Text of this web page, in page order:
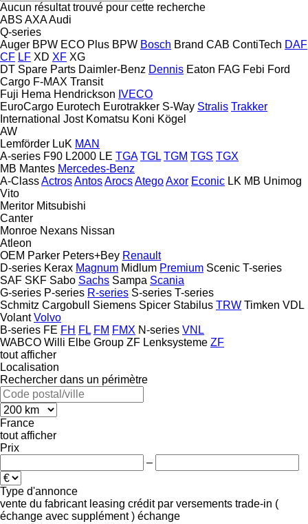
Aucun résultat trouvé pour cette recherche
ABS AXAAudi
Q-series
Auger BPW ECO Plus BPW Bosch Brand CAB ContiTech DAF
CF LF XD XF XG
DT Spare Parts Daimler-Benz Dennis Eaton FAG Febi Ford
Cargo F-MAX Transit
Fuji Hema Hendrickson IVECO
EuroCargo Eurotech Eurotrakker S-Way Stralis Trakker
International Jost Komatsu Koni Kögel
AW
Lemförder LuK MAN
A-series F90 L2000 LE TGA TGL TGM TGS TGX
MB Mantes Mercedes-Benz
A-ClassActrosAntosArocsAtegoAxor Econic LK MB Unimog
Vito
Meritor Mitsubishi
Canter
Monroe Nexans Nissan
Atleon
OEM Parker Peters+Bey Renault
D-series Kerax Magnum Midlum Premium Scenic T-series
SAF SKF Sabo Sachs Sampa Scania
G-series P-series R-series S-series T-series
Schmitz Cargobull
Siemens Spicer Stabilus TRW Timken VDL
Volant Volvo
B-series FE FH FL FM FMX N-series VNL
WABCO Willi Elbe Group ZF Lenksysteme ZF
tout afficher
Localisation
Rechercher dans un périmètre
France
tout afficher
Prix
–
Type d'annonce
vente du fabricant leasing crédit par versements trade-in (
échange avec supplément ) échange